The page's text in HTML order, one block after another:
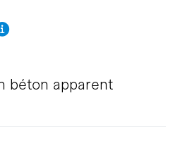
béton apparent